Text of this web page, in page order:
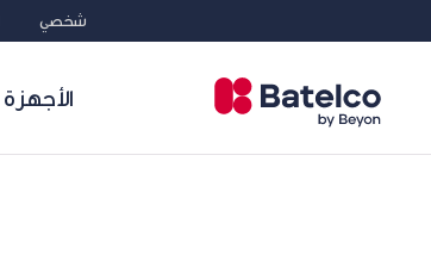
شخصي
الأجهزة